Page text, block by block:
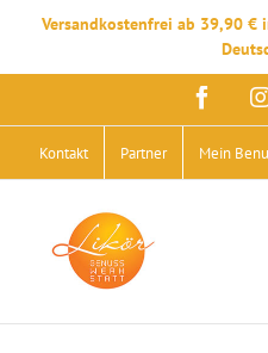
Versandkostenfrei ab 39,90 €
springen
Kontakt Partner Mein